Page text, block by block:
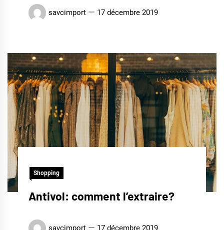
savcimport 17 décembre 2019
Shopping
Antivol: comment l’extraire?
savcimport 17 décembre 2019